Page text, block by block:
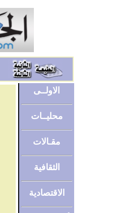
الاولــى
محليــات
مقـالات
الثقافية
الاقتصادية